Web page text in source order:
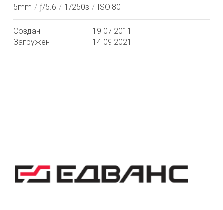
5mm / ƒ/5.6 / 1/250s / ISO 80
Создан
19 07 2011
Загружен
14 09 2021